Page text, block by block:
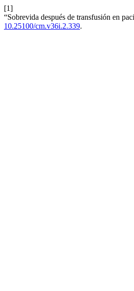
[1]
“Sobrevida después de transfusión en
10.25100/cm.v36i.2.339.